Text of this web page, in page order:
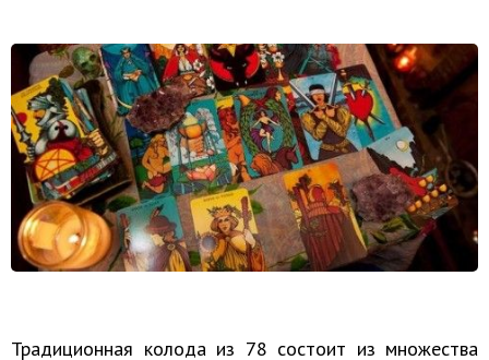
Традиционная колода из 78 состоит из множества